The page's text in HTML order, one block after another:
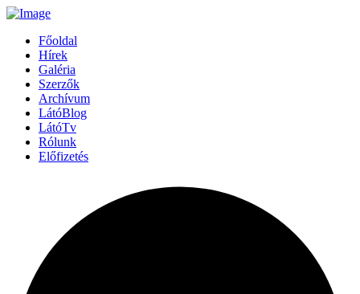
Főoldal
Hírek
Galéria
Szerzők
Archívum
LátóBlog
LátóTv
Rólunk
Előfizetés